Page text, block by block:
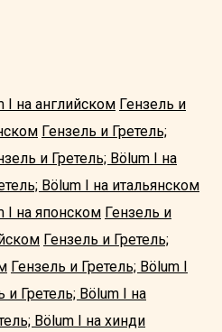
I на английском Гензель и
Гензель и Гретель;
и Гретель; Bölum I на
Bölum I на итальянском
I на японском Гензель и
Гензель и Гретель;
Гензель и Гретель; Bölum I
и Гретель; Bölum I на
Bölum I на хинди